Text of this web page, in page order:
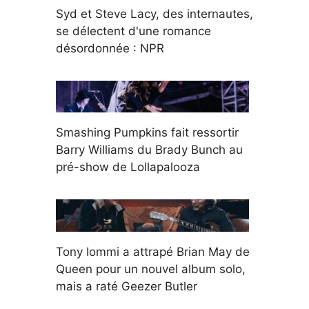
Syd et Steve Lacy, des internautes,
se délectent d'une romance
désordonnée : NPR
Smashing Pumpkins fait ressortir
Barry Williams du Brady Bunch au
pré-show de Lollapalooza
Tony Iommi a attrapé Brian May de
Queen pour un nouvel album solo,
mais a raté Geezer Butler